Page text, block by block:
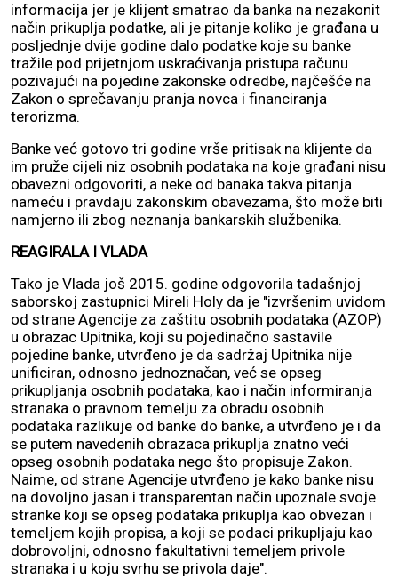
informacija jer je klijent smatrao da banka na nezakonit
način prikuplja podatke, ali je pitanje koliko je građana u
posljednje dvije godine dalo podatke koje su banke
tražile pod prijetnjom uskraćivanja pristupa računu
pozivajući na pojedine zakonske odredbe, najčešće na
Zakon o sprečavanju pranja novca i financiranja
terorizma.
Banke već gotovo tri godine vrše pritisak na klijente da
im pruže cijeli niz osobnih podataka na koje građani nisu
obavezni odgovoriti, a neke od banaka takva pitanja
nameću i pravdaju zakonskim obavezama, što može biti
namjerno ili zbog neznanja bankarskih službenika.
REAGIRALA I VLADA
Tako je Vlada još 2015. godine odgovorila tadašnjoj
saborskoj zastupnici Mireli Holy da je "izvršenim uvidom
od strane Agencije za zaštitu osobnih podataka (AZOP)
u obrazac Upitnika, koji su pojedinačno sastavile
pojedine banke, utvrđeno je da sadržaj Upitnika nije
unificiran, odnosno jednoznačan, već se opseg
prikupljanja osobnih podataka, kao i način informiranja
stranaka o pravnom temelju za obradu osobnih
podataka razlikuje od banke do banke, a utvrđeno je i da
se putem navedenih obrazaca prikuplja znatno veći
opseg osobnih podataka nego što propisuje Zakon.
Naime, od strane Agencije utvrđeno je kako banke nisu
na dovoljno jasan i transparentan način upoznale svoje
stranke koji se opseg podataka prikuplja kao obvezan i
temeljem kojih propisa, a koji se podaci prikupljaju kao
dobrovoljni, odnosno fakultativni temeljem privole
stranaka i u koju svrhu se privola daje".